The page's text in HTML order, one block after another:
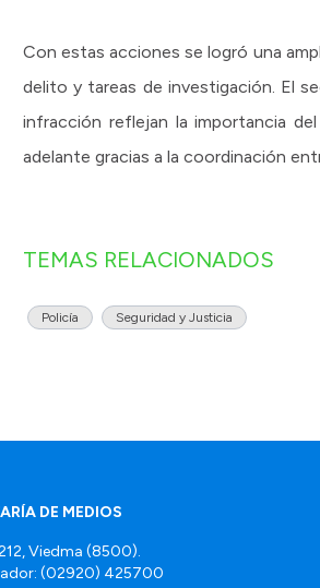
Con estas acciones se logró una
delito y tareas de investigación. El
infracción reflejan la importancia
adelante gracias a la coordinación
TEMAS RELACIONADOS
Policía Seguridad y Justicia
DE MEDIOS
Viedma (8500).
(02920) 425700